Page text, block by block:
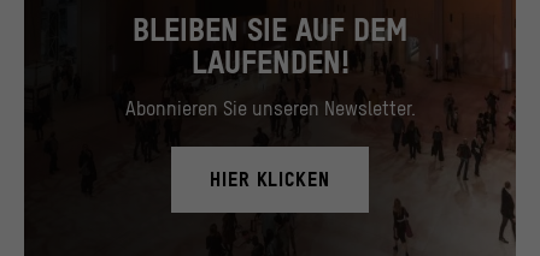
BLEIBEN SIE AUF DEM
LAUFENDEN!
Abonnieren Sie unseren Newsletter.
HIER KLICKEN